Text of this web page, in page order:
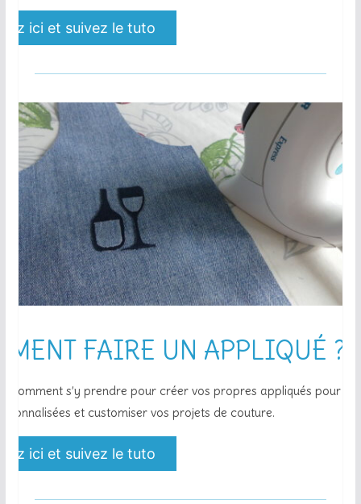
ici et suivez le tuto
FAIRE UN APPLIQUÉ ?
comment s’y prendre pour créer vos propres appliqués pour
et customiser vos projets de couture.
ici et suivez le tuto